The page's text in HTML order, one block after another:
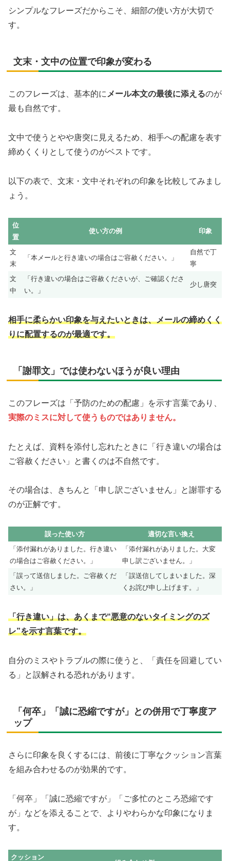
シンプルなフレーズだからこそ、細部の使い方が大切で
す。
文末・文中の位置で印象が変わる
このフレーズは、基本的にメール本文の最後に添えるのが
最も自然です。
文中で使うとやや唐突に見えるため、相手への配慮を表す
締めくくりとして使うのがベストです。
以下の表で、文末・文中それぞれの印象を比較してみまし
ょう。
位
置
使い方の例 印象
文
末
「本メールと行き違いの場合はご容赦ください。」
自然で丁
寧
文
中
「行き違いの場合はご容赦くださいが、ご確認くださ
い。」
少し唐突
相手に柔らかい印象を与えたいときは、メールの締めくく
りに配置するのが最適です。
「謝罪文」では使わないほうが良い理由
このフレーズは「予防のための配慮」を示す言葉であり、
実際のミスに対して使うものではありません。
たとえば、資料を添付し忘れたときに「行き違いの場合は
ご容赦ください」と書くのは不自然です。
その場合は、きちんと「申し訳ございません」と謝罪する
のが正解です。
誤った使い方
適切な言い換え
「添付漏れがありました。行き違い
の場合はご容赦ください。」
「添付漏れがありました。大変
申し訳ございません。」
「誤って送信しました。ご容赦くだ
さい。」
「誤送信してしまいました。深
くお詫び申し上げます。」
「行き違い」は、あくまで“悪意のないタイミングのズ
レ”を示す言葉です。
自分のミスやトラブルの際に使うと、「責任を回避してい
る」と誤解される恐れがあります。
「何卒」「誠に恐縮ですが」との併用で丁寧度ア
ップ
さらに印象を良くするには、前後に丁寧なクッション言葉
を組み合わせるのが効果的です。
「何卒」「誠に恐縮ですが」「ご多忙のところ恐縮です
が」などを添えることで、よりやわらかな印象になりま
す。
クッション